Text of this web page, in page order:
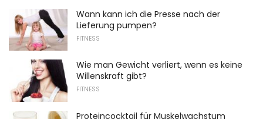
Wann kann ich die Presse nach der
Lieferung pumpen?
FITNESS
Wie man Gewicht verliert, wenn es keine
Willenskraft gibt?
FITNESS
Proteincocktail für Muskelwachstum